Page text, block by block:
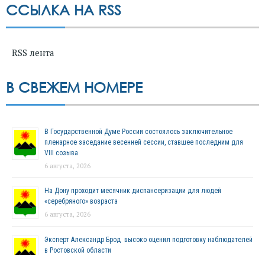
ССЫЛКА НА RSS
RSS лента
В СВЕЖЕМ НОМЕРЕ
В Государственной Думе России состоялось заключительное
пленарное заседание весенней сессии, ставшее последним для
VIII созыва
6 августа, 2026
На Дону проходит месячник диспансеризации для людей
«серебряного» возраста
6 августа, 2026
Эксперт Александр Брод высоко оценил подготовку наблюдателей
в Ростовской области